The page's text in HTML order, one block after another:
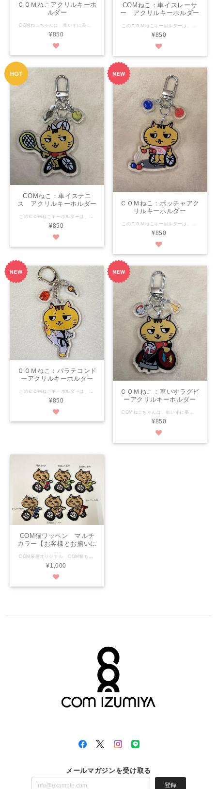
ＣＯＭねこアクリルキーホ
ルダー
¥850
COMねこ：車イスレーサ
ー アクリルキーホルダー
¥850
COMねこ：車イステニ
ス アクリルキーホルダー
¥850
ＣＯＭねこ：ボッチャアク
リルキーホルダー
¥850
ＣＯＭねこ：パラテコンド
ーアクリルキーホルダー
¥850
ＣＯＭねこ：車いすラグビ
ーアクリルキーホルダー
COMねこちゃんは、車いすに乗ったねこです。 いつも元気に、自由気ままにねこ生を楽しんでいます。 今回は車いすラグビーにチャレンジ！ COMねこは、いつも黄色の三角コーンとラグビーボールを持ち歩いて真剣に車いすラグビーを楽しんでいます。 このＣＯＭねこキーホルダーは、可愛さで福祉を超え、当たり前にかわいい！を目指します！ 大きさは縦約5.2㎝×横約4.8㎝ 素材はアクリル樹脂 両面からどちらかもイラストが見えます。（裏は反転した物） 印刷面が外に出ていないのではがれの心配がありません。 金具のわっかはステンレスで強いです！ なんと、黄色の三角コーンとボールも付いてきます！ パーフェクトフォルムで可愛さ満点！ 是非是非おそばにおいてくださいね♪ ★【COM泉屋】ホームページもぜひご覧ください★ http://comizumiya.jp/
¥850
COM猫ワッペン マルチ
カラー【お客様とお揃いに
COM泉屋オリジナル COM猫ちゃんがワッペンになって新発売☆ ワッペンを付けられる物はどんな物でもCOM猫ちゃん仕様に出来ます♪ ポロシャツに付けたり、鞄に、テーブルの片隅に……あなたのアイディア次第で使い方は無限大∞ また、マルチカラーはお客様とお揃いのフレームカラー×シートカラーにできます(*'ω'*) ＊カラー展開＊ ・薄黄色×赤 ・黄緑×若草色 ・薄黄色×黄色 ・シルバー×青 ・薄黄色×ピンク ・赤×ゴールド ・シークレット（日焼け猫ちゃん 青×シルバー） ・マルチカラー（お客様とお揃いのフレームカラー×シートカラー） ＊サイズ＊ 縦 約9.5ｃｍ ×横 約8ｃｍ ＊発送・送料について＊ クリックポスト（198円）で地球にやさしい簡単梱包での発送です。 COM泉屋の商品は、1点1点全て手作業でお作りしています。 車椅子に取り付けられる小物を中心に、商品ページにはシンプルなものから凝ったデザインのものまでバラエティー豊かな商品がそろっております。 お友達へ、ご家族へ…などの贈り物に。自分だけのお気に入りにも。 お好みの商品を見つけてみてください！(*^^*) ★【COM 泉屋】ぜひ弊社ホームページもご覧ください★ http://comizumiya.jp/
¥1,000
メールマガジンを受け取る
登録